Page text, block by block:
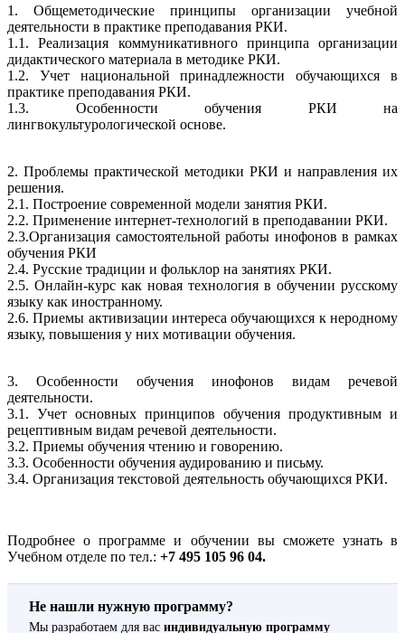
1. Общеметодические принципы организации учебной
деятельности в практике преподавания РКИ.
1.1. Реализация коммуникативного принципа организации
дидактического материала в методике РКИ.
1.2. Учет национальной принадлежности обучающихся в
практике преподавания РКИ.
1.3. Особенности обучения РКИ на
лингвокультурологической основе.
2. Проблемы практической методики РКИ и направления их
решения.
2.1. Построение современной модели занятия РКИ.
2.2. Применение интернет-технологий в преподавании РКИ.
2.3.Организация самостоятельной работы инофонов в рамках
обучения РКИ
2.4. Русские традиции и фольклор на занятиях РКИ.
2.5. Онлайн-курс как новая технология в обучении русскому
языку как иностранному.
2.6. Приемы активизации интереса обучающихся к неродному
языку, повышения у них мотивации обучения.
3. Особенности обучения инофонов видам речевой
деятельности.
3.1. Учет основных принципов обучения продуктивным и
рецептивным видам речевой деятельности.
3.2. Приемы обучения чтению и говорению.
3.3. Особенности обучения аудированию и письму.
3.4. Организация текстовой деятельность обучающихся РКИ.
Подробнее о программе и обучении вы сможете узнать в
Учебном отделе по тел.: +7 495 105 96 04.
Не нашли нужную программу?
Мы разработаем для вас индивидуальную программу